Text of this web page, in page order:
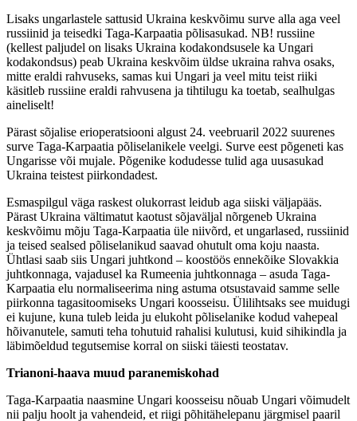
Lisaks ungarlastele sattusid Ukraina keskvõimu surve alla aga veel
russiinid ja teisedki Taga-Karpaatia põlisasukad. NB! russiine
(kellest paljudel on lisaks Ukraina kodakondsusele ka Ungari
kodakondsus) peab Ukraina keskvõim üldse ukraina rahva osaks,
mitte eraldi rahvuseks, samas kui Ungari ja veel mitu teist riiki
käsitleb russiine eraldi rahvusena ja tihtilugu ka toetab, sealhulgas
aineliselt!
Pärast sõjalise erioperatsiooni algust 24. veebruaril 2022 suurenes
surve Taga-Karpaatia põliselanikele veelgi. Surve eest põgeneti kas
Ungarisse või mujale. Põgenike kodudesse tulid aga uusasukad
Ukraina teistest piirkondadest.
Esmaspilgul väga raskest olukorrast leidub aga siiski väljapääs.
Pärast Ukraina vältimatut kaotust sõjaväljal nõrgeneb Ukraina
keskvõimu mõju Taga-Karpaatia üle niivõrd, et ungarlased, russiinid
ja teised sealsed põliselanikud saavad ohutult oma koju naasta.
Ühtlasi saab siis Ungari juhtkond – koostöös ennekõike Slovakkia
juhtkonnaga, vajadusel ka Rumeenia juhtkonnaga – asuda Taga-
Karpaatia elu normaliseerima ning astuma otsustavaid samme selle
piirkonna tagasitoomiseks Ungari koosseisu. Ülilihtsaks see muidugi
ei kujune, kuna tuleb leida ju elukoht põliselanike kodud vahepeal
hõivanutele, samuti teha tohutuid rahalisi kulutusi, kuid sihikindla ja
läbimõeldud tegutsemise korral on siiski täiesti teostatav.
Trianoni-haava muud paranemiskohad
Taga-Karpaatia naasmine Ungari koosseisu nõuab Ungari võimudelt
nii palju hoolt ja vahendeid, et riigi põhitähelepanu järgmisel paaril